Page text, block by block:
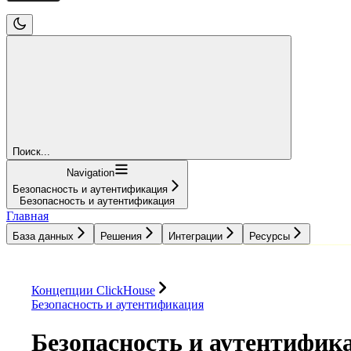
Поиск...
Navigation
Безопасность и аутентификация
Безопасность и аутентификация
Главная
База данных Решения Интеграции Ресурсы
Концепции ClickHouse
Безопасность и аутентификация
Безопасность и